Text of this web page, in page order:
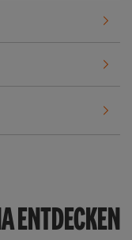
ENTDECKEN